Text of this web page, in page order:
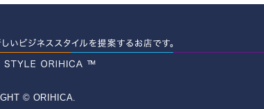
© ORIHICA.